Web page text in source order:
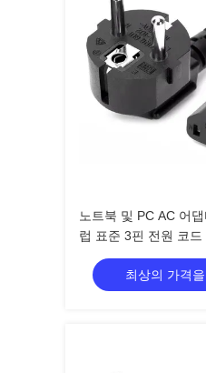
노트북 및 PC AC 어
럽 표준 3핀 전원 코드
최상의 가격